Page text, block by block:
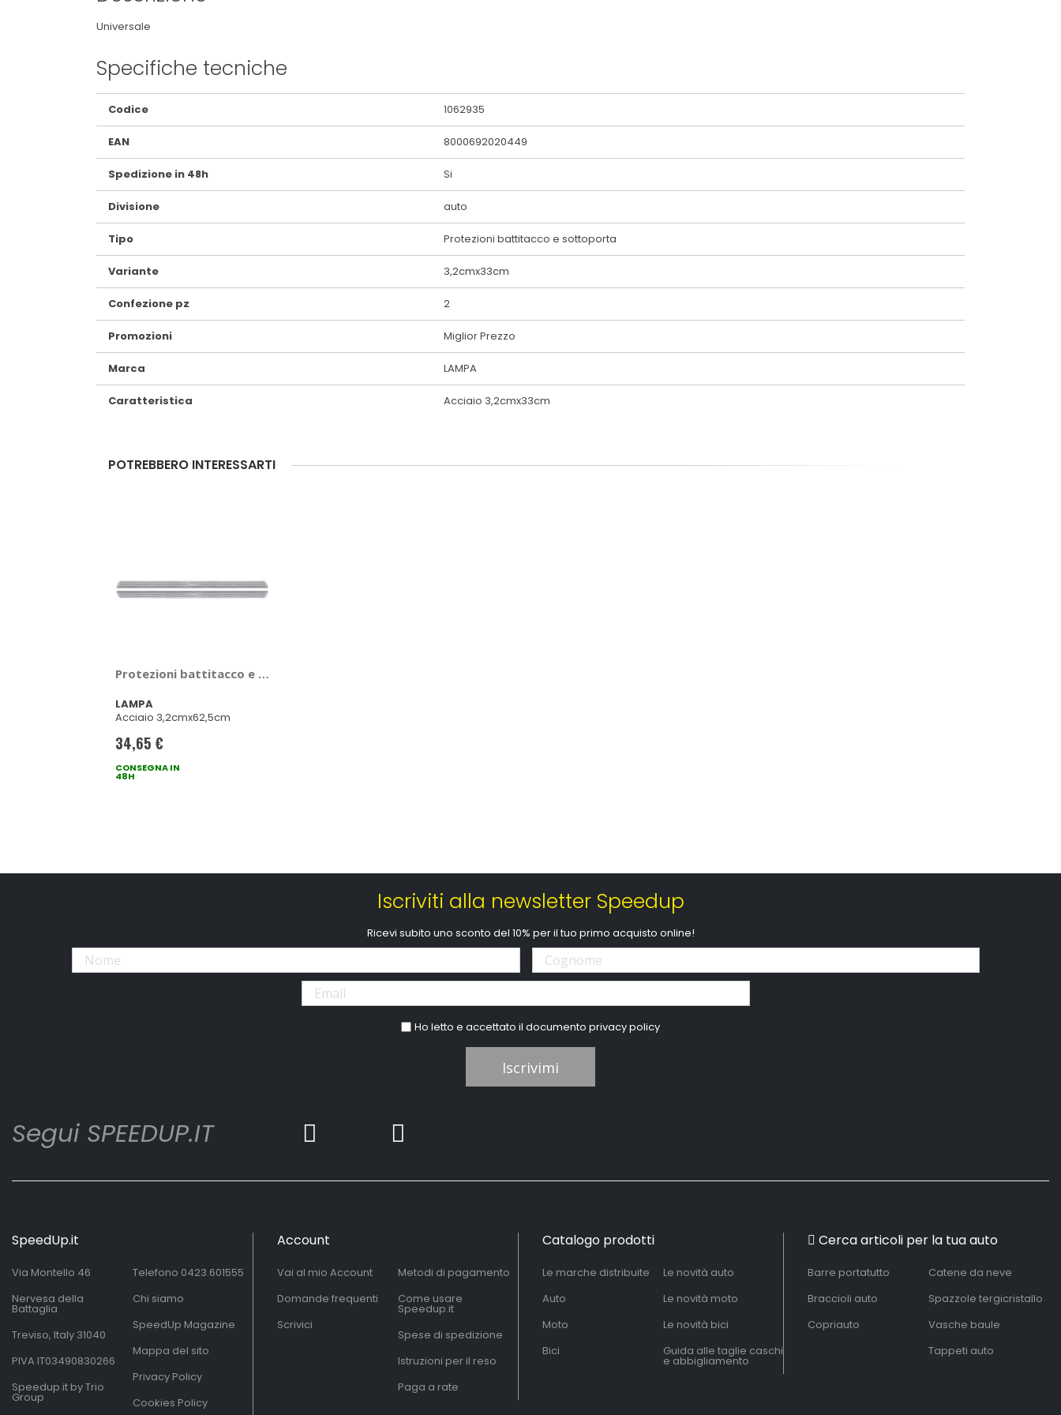
Universale
Specifiche tecniche
Maggiori
Informazioni
Codice 1062935
EAN 8000692020449
Spedizione in 48h Si
Divisione auto
Tipo Protezioni battitacco e sottoporta
Variante 3,2cmx33cm
Confezione pz 2
Promozioni Miglior Prezzo
Marca LAMPA
Caratteristica Acciaio 3,2cmx33cm
POTREBBERO INTERESSARTI
Protezioni battitacco e sottoporta - LAMPA
LAMPA
Acciaio 3,2cmx62,5cm
34,65 €
CONSEGNA IN
48H
Iscriviti alla newsletter Speedup
Ricevi subito uno sconto del 10% per il tuo primo acquisto online!
Ho letto e accettato il documentoprivacy policy
Iscrivimi
Segui SPEEDUP.IT
SpeedUp.it
Via Montello 46
Nervesa della
Battaglia
Treviso, Italy 31040
PIVA IT03490830266
Speedup.it by Trio
Group
Telefono 0423.601555
Chi siamo
SpeedUp Magazine
Mappa del sito
Privacy Policy
Cookies Policy
Account
Vai al mio Account
Domande frequenti
Scrivici
Metodi di pagamento
Come usare
Speedup.it
Spese di spedizione
Istruzioni per il reso
Paga a rate
Catalogo prodotti
Le marche distribuite
Auto
Moto
Bici
Le novità auto
Le novità moto
Le novità bici
Guida alle taglie caschi
e abbigliamento
Cerca articoli per la tua auto
Barre portatutto
Braccioli auto
Copriauto
Catene da neve
Spazzole tergicristallo
Vasche baule
Tappeti auto